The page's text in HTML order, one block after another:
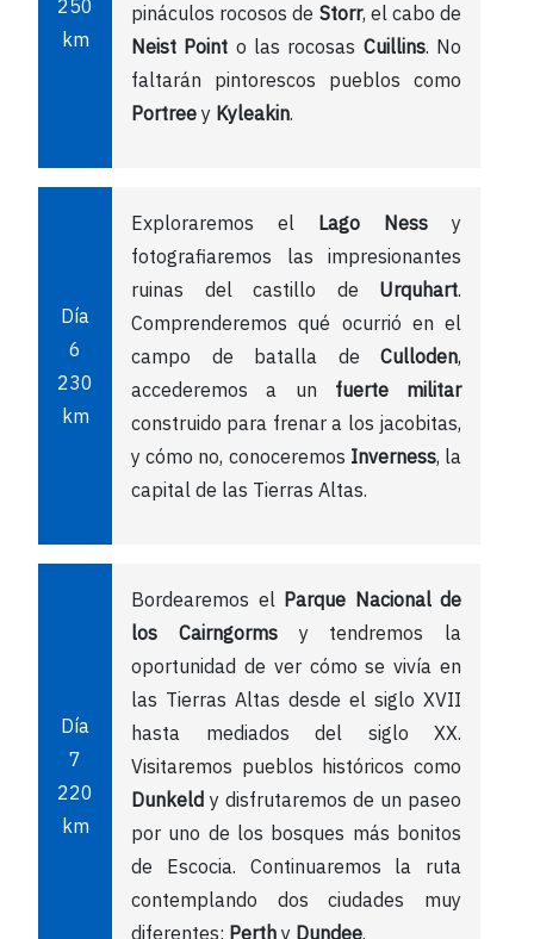
250
km
pináculos rocosos de Storr, el cabo de
Neist Point o las rocosas Cuillins. No
faltarán pintorescos pueblos como
Portree y Kyleakin.
Día
6
230
km
Exploraremos el Lago Ness y
fotografiaremos las impresionantes
ruinas del castillo de Urquhart.
Comprenderemos qué ocurrió en el
campo de batalla de Culloden,
accederemos a un fuerte militar
construido para frenar a los jacobitas,
y cómo no, conoceremos Inverness, la
capital de las Tierras Altas.
Día
7
220
km
Bordearemos el Parque Nacional de
los Cairngormsy tendremos la
oportunidad de ver cómo se vivía en
las Tierras Altas desde el siglo XVII
hasta mediados del siglo XX.
Visitaremos pueblos históricos como
Dunkeld y disfrutaremos de un paseo
por uno de los bosques más bonitos
de Escocia. Continuaremos la ruta
contemplando dos ciudades muy
diferentes: Perth y Dundee.